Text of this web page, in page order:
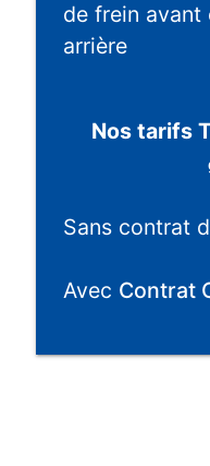
de frein avant
arrière
Nos tarifs
Sans contrat
Avec Contrat